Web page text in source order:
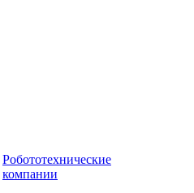
Робототехнические
компании